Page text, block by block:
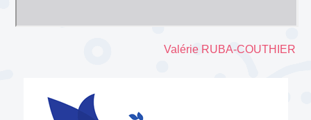
Valérie RUBA-COUTHIER